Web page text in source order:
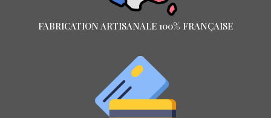
FABRICATION ARTISANALE 100% FRANÇAISE